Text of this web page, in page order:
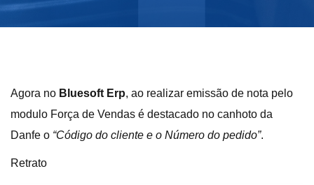
Agora no Bluesoft Erp, ao realizar emissão de nota pelo
modulo Força de Vendas é destacado no canhoto da
Danfe o “Código do cliente e o Número do pedido”.
Retrato